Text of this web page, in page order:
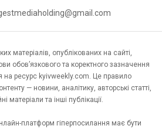
матеріалів, опублікованих на сайті,
обов’язкового та коректного зазначення
на ресурс kyivweekly.com. Це правило
— новини, аналітику, авторські статті,
матеріали та інші публікації.
платформ гіперпосилання має бути